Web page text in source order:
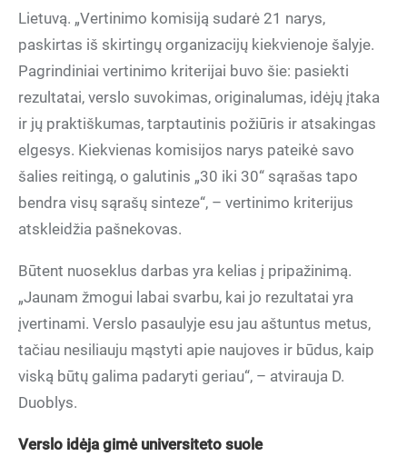
Lietuvą. „Vertinimo komisiją sudarė 21 narys,
paskirtas iš skirtingų organizacijų kiekvienoje šalyje.
Pagrindiniai vertinimo kriterijai buvo šie: pasiekti
rezultatai, verslo suvokimas, originalumas, idėjų įtaka
ir jų praktiškumas, tarptautinis požiūris ir atsakingas
elgesys. Kiekvienas komisijos narys pateikė savo
šalies reitingą, o galutinis „30 iki 30“ sąrašas tapo
bendra visų sąrašų sinteze“, – vertinimo kriterijus
atskleidžia pašnekovas.
Būtent nuoseklus darbas yra kelias į pripažinimą.
„Jaunam žmogui labai svarbu, kai jo rezultatai yra
įvertinami. Verslo pasaulyje esu jau aštuntus metus,
tačiau nesiliauju mąstyti apie naujoves ir būdus, kaip
viską būtų galima padaryti geriau“, – atvirauja D.
Duoblys.
Verslo idėja gimė universiteto suole